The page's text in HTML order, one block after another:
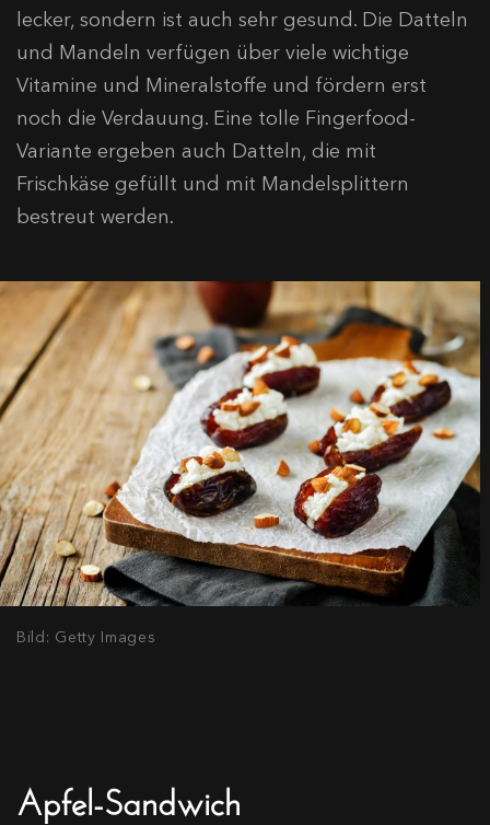
lecker, sondern ist auch sehr gesund. Die Datteln
und Mandeln verfügen über viele wichtige
Vitamine und Mineralstoffe und fördern erst
noch die Verdauung. Eine tolle Fingerfood-
Variante ergeben auch Datteln, die mit
Frischkäse gefüllt und mit Mandelsplittern
bestreut werden.
Bild: Getty Images
Apfel-Sandwich